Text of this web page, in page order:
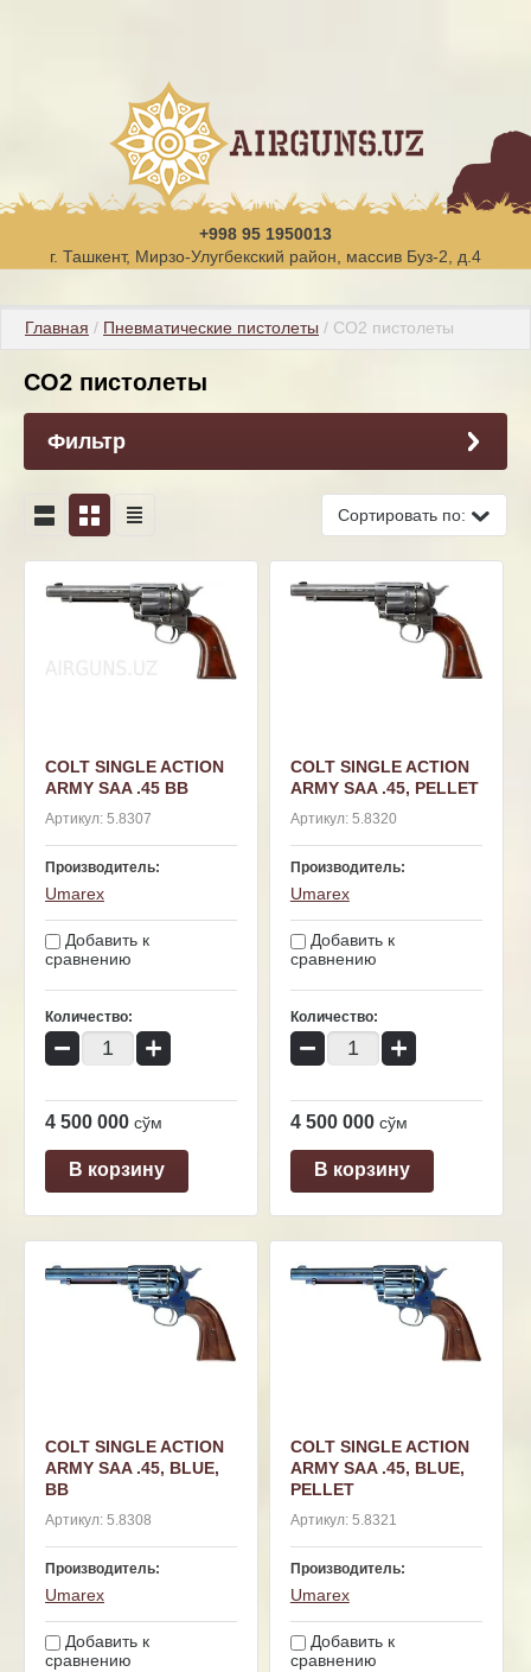
+998 95 1950013
г. Ташкент, Мирзо-Улугбекский район, массив Буз-2, д.4
Главная / Пневматические пистолеты / CO2 пистолеты
CO2 пистолеты
Фильтр
Сортировать по:
COLT SINGLE ACTION
ARMY SAA .45 BB
Артикул: 5.8307
Производитель:
Umarex
Добавить к
сравнению
Количество:
− +
4 500 000 сўм
В корзину
COLT SINGLE ACTION
ARMY SAA .45, PELLET
Артикул:5.8320
Производитель:
Umarex
Добавить к
сравнению
Количество:
− +
4 500 000 сўм
В корзину
COLT SINGLE ACTION
ARMY SAA .45, BLUE,
BB
Артикул: 5.8308
Производитель:
Umarex
Добавить к
сравнению
COLT SINGLE ACTION
ARMY SAA .45, BLUE,
PELLET
Артикул:5.8321
Производитель:
Umarex
Добавить к
сравнению